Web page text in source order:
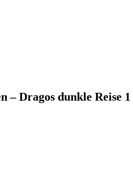
– Dragos dunkle Reise